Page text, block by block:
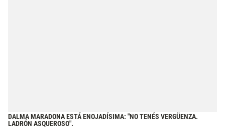
DALMA MARADONA ESTÁ ENOJADÍSIMA: "NO TENÉS VERGÜENZA.
LADRÓN ASQUEROSO".